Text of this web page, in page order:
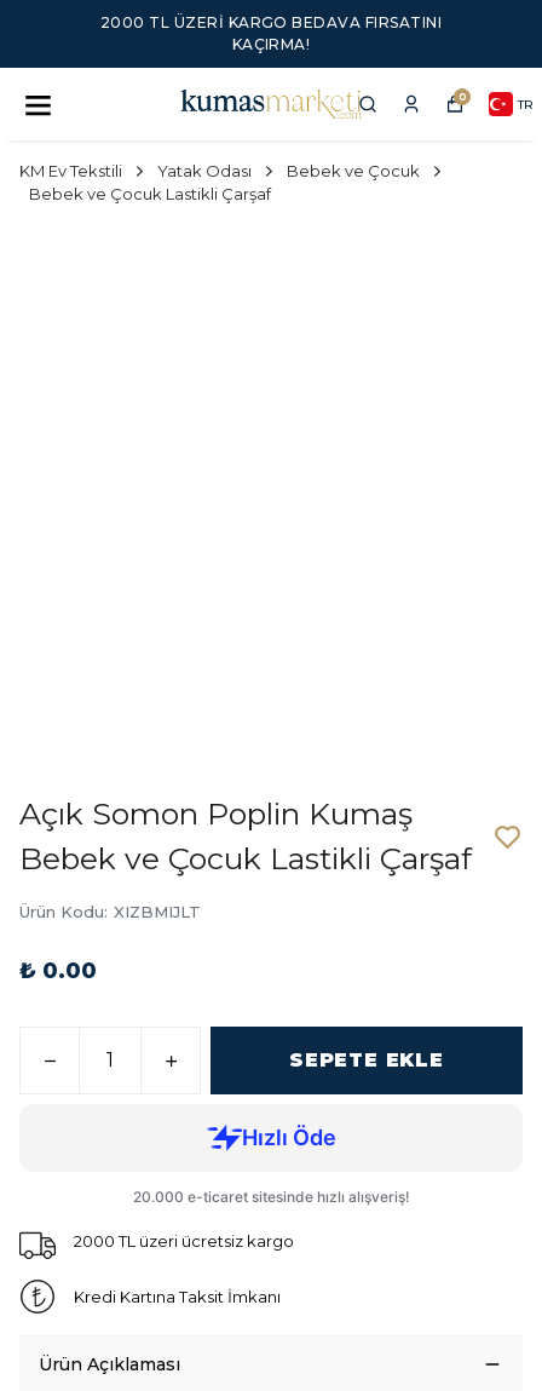
2000 TL ÜZERI KARGO BEDAVA FIRSATINI
KAÇIRMA!
0 TR
KM Ev Tekstili Yatak Odası
Bebek ve Çocuk
Bebek ve Çocuk Lastikli Çarşaf
Açık Somon Poplin Kumaş
Bebek ve Çocuk Lastikli Çarşaf
Ürün Kodu: XIZBMIJLT
₺ 0.00
SEPETE EKLE
2000 TL üzeri ücretsiz kargo
Kredi Kartına Taksit İmkanı
Ürün Açıklaması